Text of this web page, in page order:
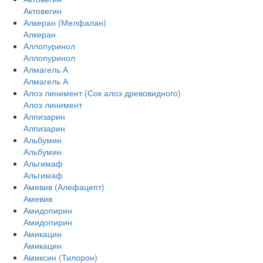
Актовегин
Алкеран (Мелфалан)
Алкеран
Аллопуринол
Аллопуринол
Алмагель А
Алмагель А
Алоэ линимент (Сок алоэ древовидного)
Алоэ линимент
Алпизарин
Алпизарин
Альбумин
Альбумин
Альгимаф
Альгимаф
Амевив (Алефацепт)
Амевив
Амидопирин
Амидопирин
Амикацин
Амикацин
Амиксин (Тилорон)